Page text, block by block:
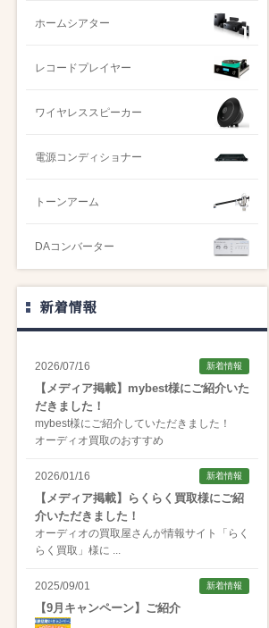
ホームシアター
レコードプレイヤー
ワイヤレススピーカー
電源コンディショナー
トーンアーム
DAコンバーター
新着情報
2026/07/16 新着情報
【メディア掲載】mybest様にご紹介いた
だきました！
mybest様にご紹介していただきました！
オーディオ買取のおすすめ
2026/01/16 新着情報
【メディア掲載】らくらく買取様にご紹
介いただきました！
オーディオの買取屋さんが情報サイト「 らく
らく買取 」様に ...
2025/09/01 新着情報
【9月キャンペーン】ご紹介